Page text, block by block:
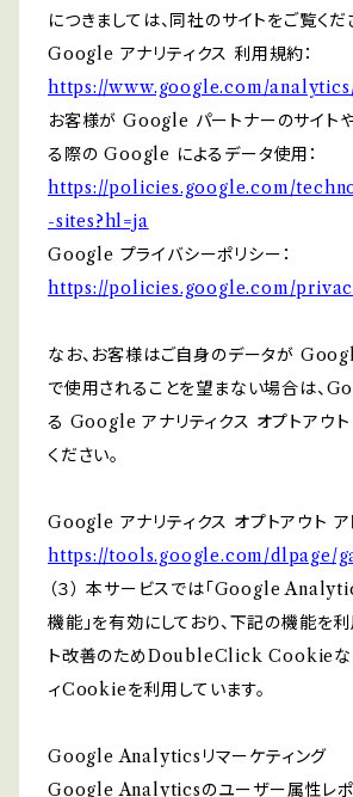
につきましては、同社のサイトをご覧くだ
Google アナリティクス 利用規約：
https://www.google.com/
お客様が Google パートナーのサイト
る際の Google によるデータ使用：
https://policies.google.com/
-sites?hl=ja
Google プライバシーポリシー：
https://policies.google.com/
なお、お客様はご自身のデータが
で使用されることを望まない場合は、
る Google アナリティクス オプトアウト
ください。
Google アナリティクス オプトアウト ア
https://tools.google.com/dlpage/
（３） 本サービスでは「Google
機能」を有効にしており、下記の機能を
ト改善のためDoubleClick Cookieな
ィCookieを利用しています。
Google Analyticsリマーケティング
Google Analyticsのユーザー属性レポ